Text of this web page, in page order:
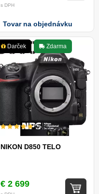
s DPH
Tovar na objednávku
Darček Zdarma
100%
NIKON D850 TELO
€ 2 699